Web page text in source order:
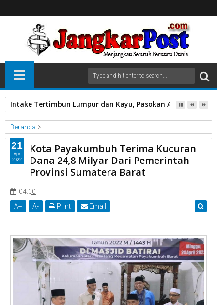
Intake Tertimbun Lumpur dan Kayu, Pasokan Air Bersih di
Beranda
24
8 Milyar Dari Pemerintah
Kota Payakumbuh
Provinsi Sumatra Barat
Terima Kcuran Dana
Kota Payakumbuh Terima Kucuran Dana 24,8 Milyar Dari
Pemerintah Provinsi Sumatera Barat
Kota Payakumbuh Terima Kucuran
Dana 24,8 Milyar Dari Pemerintah
Provinsi Sumatera Barat
04.00
A+ A- Print Email
21
Apr
2022